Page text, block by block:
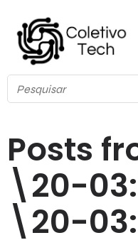
Posts
\20-
\20-